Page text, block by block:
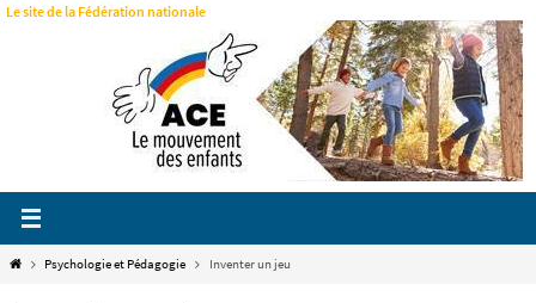
Le site de la Fédération nationale
HomePsychologie et Pédagogie Inventer un jeu